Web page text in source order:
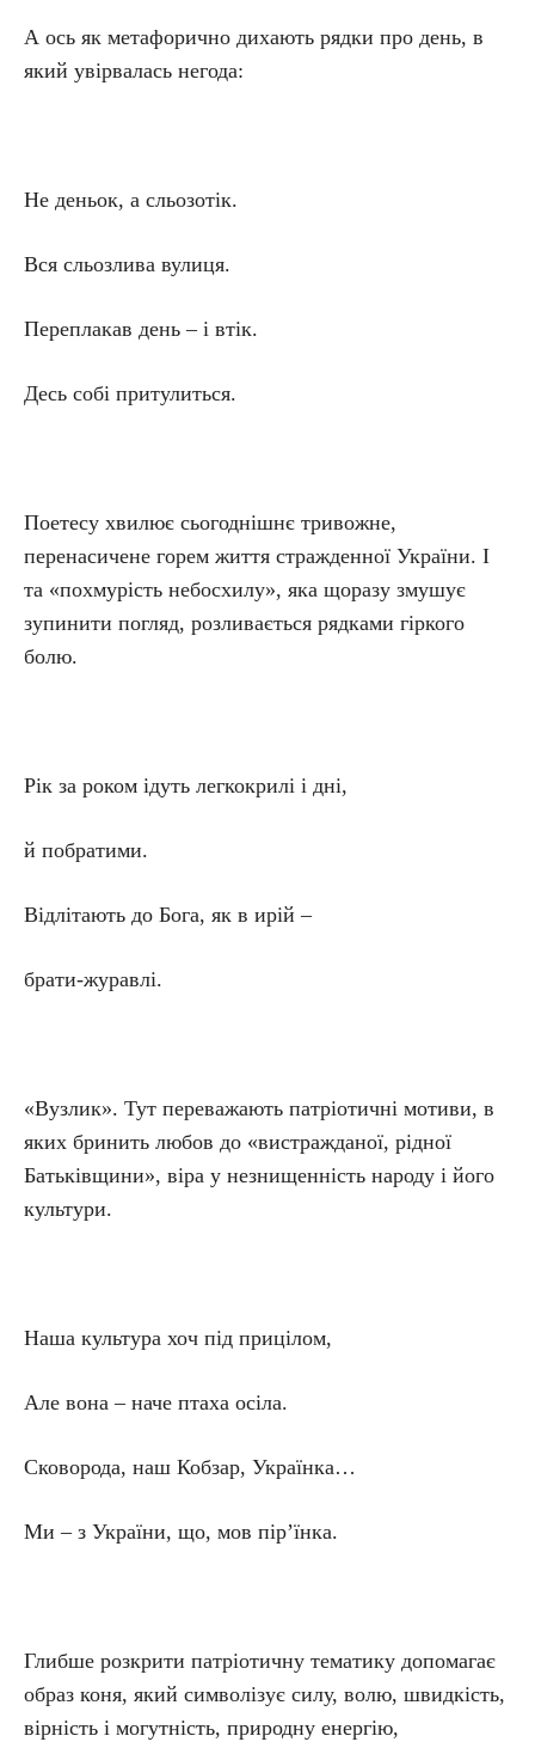
А ось як метафорично дихають рядки про день, в
який увірвалась негода:
Не деньок, а сльозотік.
Вся сльозлива вулиця.
Переплакав день – і втік.
Десь собі притулиться.
Поетесу хвилює сьогоднішнє тривожне,
перенасичене горем життя стражденної України. І
та «похмурість небосхилу», яка щоразу змушує
зупинити погляд, розливається рядками гіркого
болю.
Рік за роком ідуть легкокрилі і дні,
й побратими.
Відлітають до Бога, як в ирій –
брати-журавлі.
«Вузлик». Тут переважають патріотичні мотиви, в
яких бринить любов до «вистражданої, рідної
Батьківщини», віра у незнищенність народу і його
культури.
Наша культура хоч під прицілом,
Але вона – наче птаха осіла.
Сковорода, наш Кобзар, Українка…
Ми – з України, що, мов пір’їнка.
Глибше розкрити патріотичну тематику допомагає
образ коня, який символізує силу, волю, швидкість,
вірність і могутність, природну енергію,